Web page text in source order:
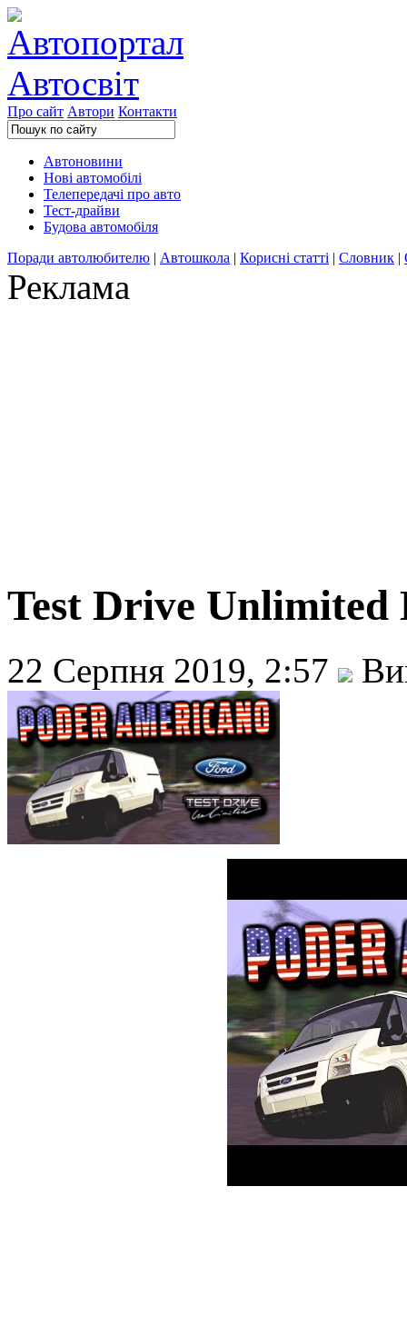
Про сайт Автори Контакти
Автоновини
Нові автомобілі
Телепередачі про авто
Тест-драйви
Будова автомобіля
Поради автолюбителю | Автошкола | Корисні статті | Словник |
Реклама
Test Drive Unlimited
22 Серпня 2019, 2:57